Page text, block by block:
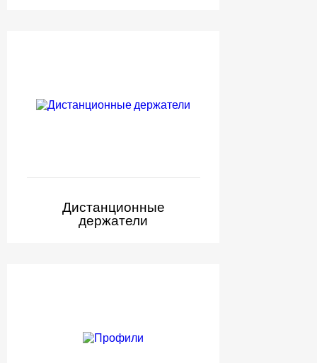
Дистанционные
держатели